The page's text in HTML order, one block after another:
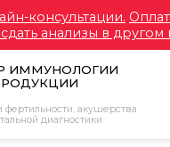
консультации.
анализы в другом
ИММУНОЛОГИИ
фертильности, акушерства
диагностики